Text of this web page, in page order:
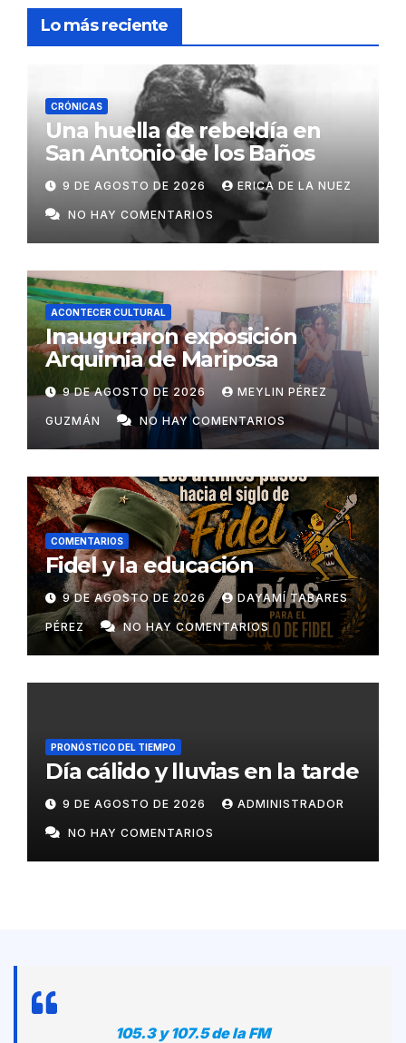
Lo más reciente
CRÓNICAS
Una huella de rebeldía en
San Antonio de los Baños
9 DE AGOSTO DE 2026 ERICA DE LA NUEZ
NO HAY COMENTARIOS
ACONTECER CULTURAL
Inauguraron exposición
Arquimia de Mariposa
9 DE AGOSTO DE 2026 MEYLIN PÉREZ
GUZMÁN NO HAY COMENTARIOS
COMENTARIOS
Fidel y la educación
9 DE AGOSTO DE 2026 DAYAMÍ TABARES
PÉREZ NO HAY COMENTARIOS
PRONÓSTICO DEL TIEMPO
Día cálido y lluvias en la tarde
9 DE AGOSTO DE 2026 ADMINISTRADOR
NO HAY COMENTARIOS
105.3 y 107.5 de la FM